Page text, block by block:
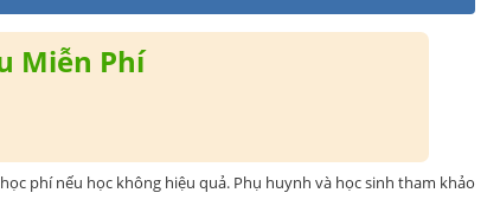
Miễn Phí
phí nếu học không hiệu quả. Phụ huynh và học sinh tham khảo